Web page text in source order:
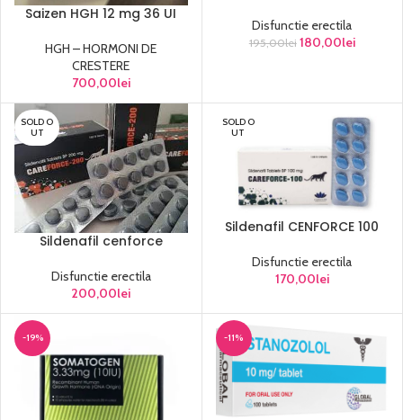
Saizen HGH 12 mg 36 UI
HGH – HORMONI DE
CRESTERE
700,00lei
Disfunctie erectila
195,00lei 180,00lei
SOLD O
UT
Sildenafil cenforce
Disfunctie erectila
200,00lei
SOLD O
UT
Sildenafil CENFORCE 100
Disfunctie erectila
170,00lei
-19% -11%